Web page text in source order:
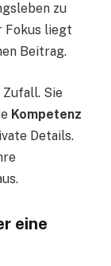
zu
Fokus liegt
Beitrag.
Sie
Kompetenz
Details.
eine